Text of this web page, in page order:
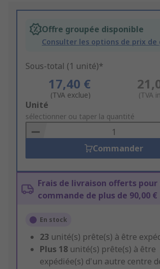
Offre groupée disponible
Consulter les options de prix de
Sous-total (1 unité)*
17,40 €
(TVA exclue) (TVA
Add
to
Basket
Unité
sélectionner ou taper la quantité
Commander
Frais de livraison offerts
commande de plus de 90,00 €
En stock
23 unité(s) prête(s) à être
Plus 18 unité(s) prête(s) à être
expédiée(s) d'un autre centre